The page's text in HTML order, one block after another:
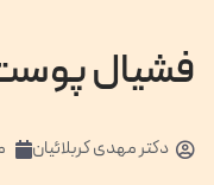
فشیال
دکترمهدی کربلائیان